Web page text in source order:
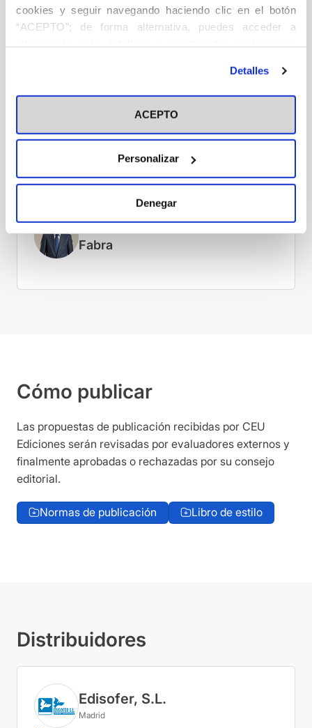
cookies y seguir navegando haciendo clic en el botón
“ACEPTO”; de forma alternativa, puedes acceder a
en el botón "Personalizar". Para más información puedes
visitar nuestra Política de Cookies
Detalles
ACEPTO
Personalizar
Denegar
Dr. D. Guillermo Velasco
Fabra
Cómo publicar
Las propuestas de publicación recibidas por CEU
Ediciones serán revisadas por evaluadores externos y
finalmente aprobadas o rechazadas por su consejo
editorial.
Normas de publicación Libro de estilo
Distribuidores
Edisofer, S.L.
Madrid